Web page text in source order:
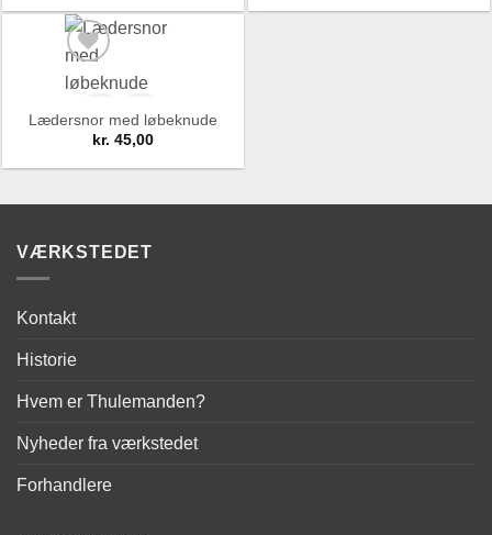
Add to
til
til
Lædersnor med løbeknude
kr. 45,00
VÆRKSTEDET
Kontakt
Historie
Hvem er Thulemanden?
Nyheder fra værkstedet
Forhandlere